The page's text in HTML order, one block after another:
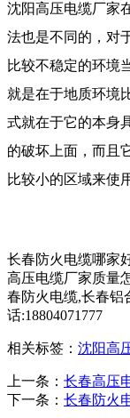
沈阳高压电缆厂家
法也是不同的，对
比较不稳定的环境
就是在于地质环境
式就在于它的本身
的破坏上面，而且
比较小的区域来使
长春防火电缆哪家
高压电缆厂家质量
春防火电缆,长春铝
话:18804071777
相关标签： 沈阳高
上一条： 长春高压
下一条： 长春防火